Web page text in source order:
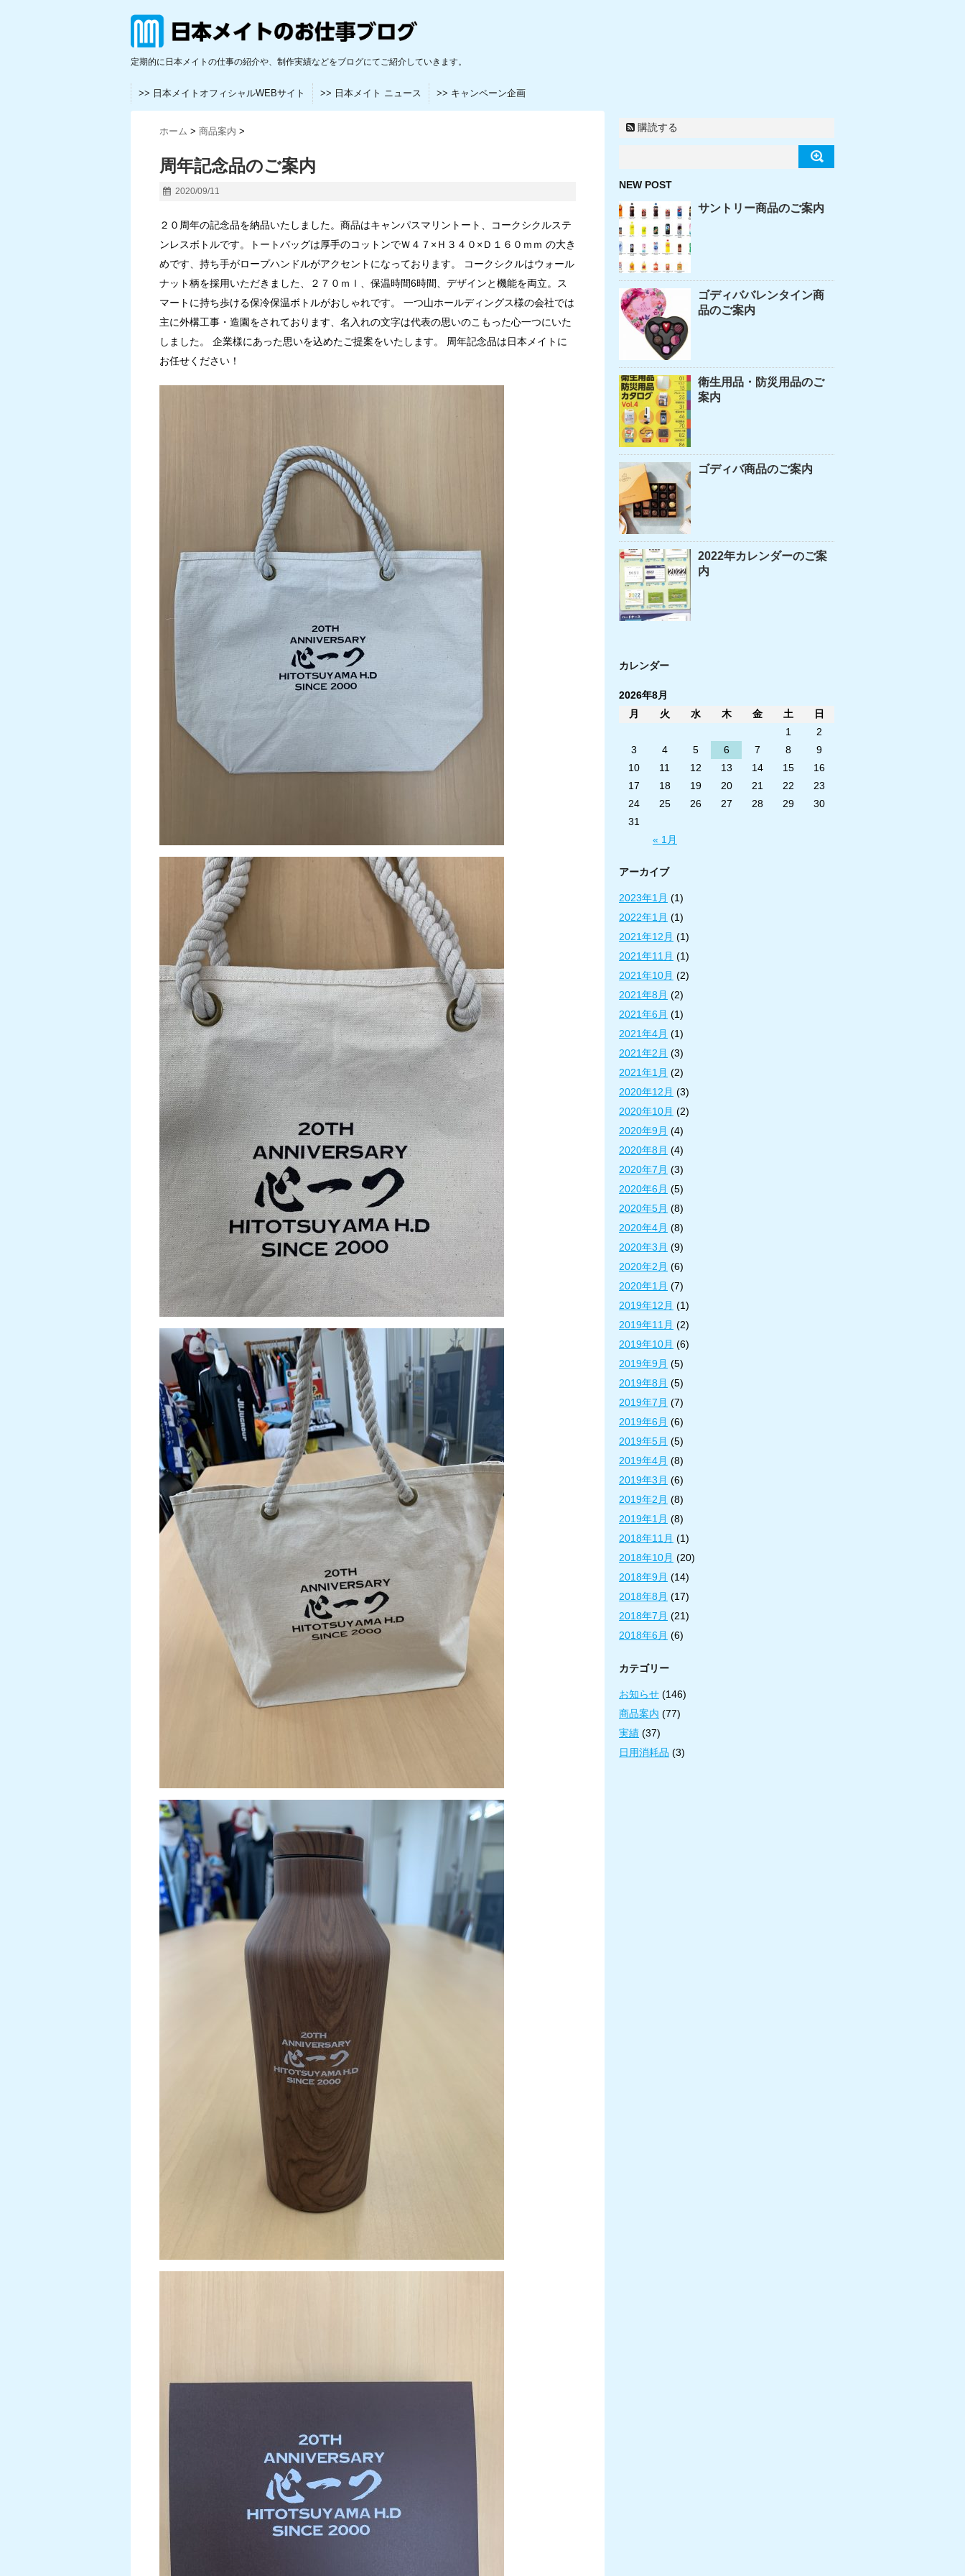
定期的に日本メイトの仕事の紹介や、制作実績などをブログにてご紹介していきます。
>> 日本メイトオフィシャルWEBサイト >> 日本メイト ニュース >> キャンペーン企画
ホーム > 商品案内 >
周年記念品のご案内
2020/09/11
２０周年の記念品を納品いたしました。商品はキャンパスマリントート、コークシクルステ
ンレスボトルです。トートバッグは厚手のコットンでＷ４７×Ｈ３４０×Ｄ１６０ｍｍ の大き
めです、持ち手がロープハンドルがアクセントになっております。 コークシクルはウォール
ナット柄を採用いただきました、２７０ｍｌ、保温時間6時間、デザインと機能を両立。ス
マートに持ち歩ける保冷保温ボトルがおしゃれです。 一つ山ホールディングス様の会社では
主に外構工事・造園をされております、名入れの文字は代表の思いのこもった心一つにいた
しました。 企業様にあった思いを込めたご提案をいたします。 周年記念品は日本メイトに
お任せください！
購読する
NEW POST
サントリー商品のご案内
ゴディババレンタイン商
品のご案内
衛生用品・防災用品のご
案内
ゴディバ商品のご案内
2022年カレンダーのご案
内
カレンダー
2026年8月
月
火 水 木 金 土 日
« 1月
1
2
3
4 5 6 7 8
9
10
11 12 13 14 15
16
17
18 19 20 21 22
23
24
25 26 27 28 29
30
31
アーカイブ
2023年1月 (1)
2022年1月 (1)
2021年12月 (1)
2021年11月 (1)
2021年10月 (2)
2021年8月 (2)
2021年6月 (1)
2021年4月 (1)
2021年2月 (3)
2021年1月 (2)
2020年12月 (3)
2020年10月 (2)
2020年9月 (4)
2020年8月 (4)
2020年7月 (3)
2020年6月 (5)
2020年5月 (8)
2020年4月 (8)
2020年3月 (9)
2020年2月 (6)
2020年1月 (7)
2019年12月 (1)
2019年11月 (2)
2019年10月 (6)
2019年9月 (5)
2019年8月 (5)
2019年7月 (7)
2019年6月 (6)
2019年5月 (5)
2019年4月 (8)
2019年3月 (6)
2019年2月 (8)
2019年1月 (8)
2018年11月 (1)
2018年10月 (20)
2018年9月 (14)
2018年8月 (17)
2018年7月 (21)
2018年6月 (6)
カテゴリー
お知らせ (146)
商品案内 (77)
実績 (37)
日用消耗品 (3)